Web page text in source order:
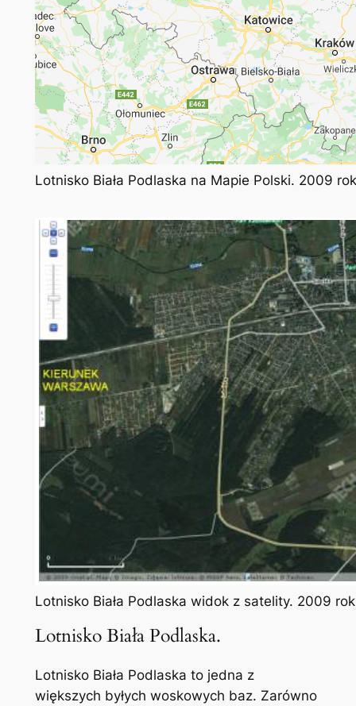
Lotnisko Biała Podlaska na Mapie Polski. 2009
Lotnisko Biała Podlaska widok z satelity. 2009
Lotnisko Biała Podlaska.
Lotnisko Biała Podlaska to jedna z
większych byłych woskowych baz. Zarówno